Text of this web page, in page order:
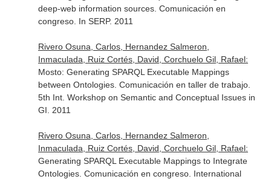
deep-web information sources. Comunicación en
congreso. In SERP. 2011
Rivero Osuna, Carlos, Hernandez Salmeron,
Inmaculada, Ruiz Cortés, David, Corchuelo Gil, Rafael:
Mosto: Generating SPARQL Executable Mappings
between Ontologies. Comunicación en taller de trabajo.
5th Int. Workshop on Semantic and Conceptual Issues in
GI. 2011
Rivero Osuna, Carlos, Hernandez Salmeron,
Inmaculada, Ruiz Cortés, David, Corchuelo Gil, Rafael:
Generating SPARQL Executable Mappings to Integrate
Ontologies. Comunicación en congreso. International